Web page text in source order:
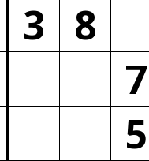
3
8
7
5